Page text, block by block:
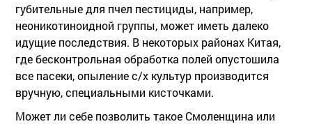
губительные для пчел пестициды, например,
неоникотиноидной группы, может иметь далеко
идущие последствия. В некоторых районах Китая,
где бесконтрольная обработка полей опустошила
все пасеки, опыление с/х культур производится
вручную, специальными кисточками.
Может ли себе позволить такое Смоленщина или